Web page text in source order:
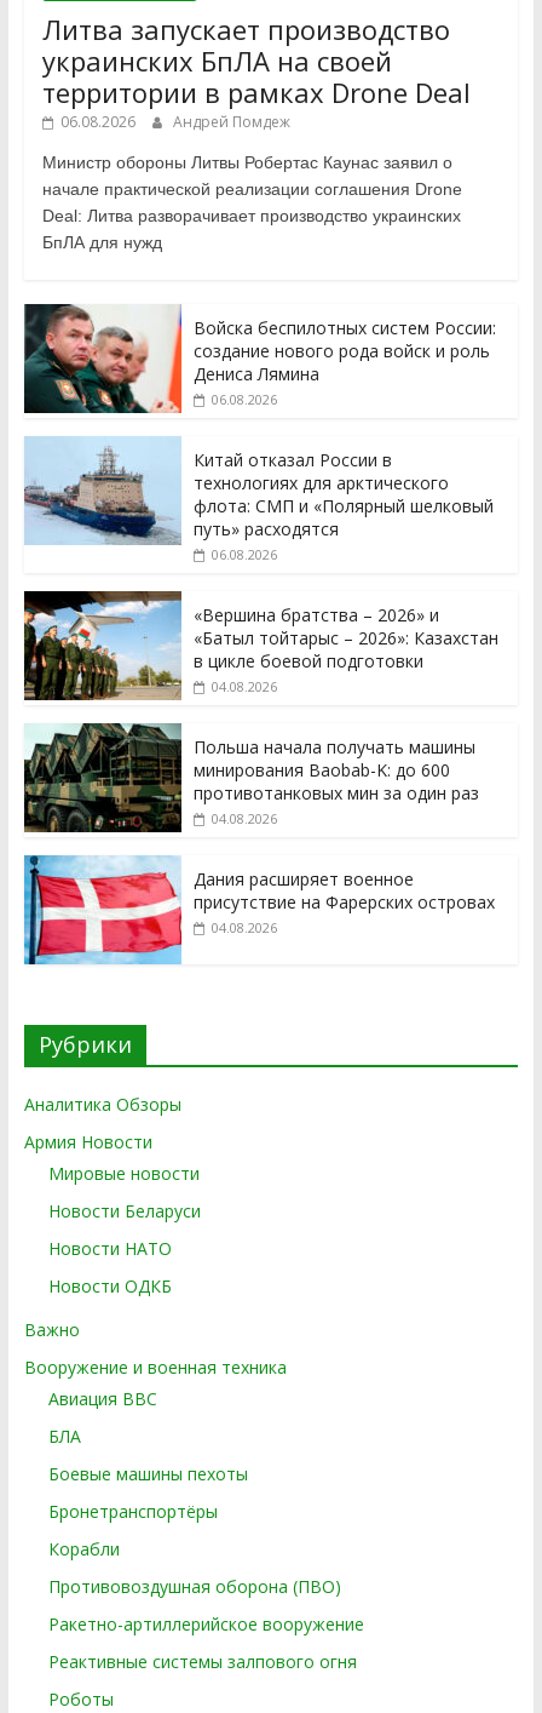
Литва запускает производство
украинских БпЛА на своей
территории в рамках Drone Deal
06.08.2026 Андрей Помдеж
Министр обороны Литвы Робертас Каунас заявил о
начале практической реализации соглашения Drone
Deal: Литва разворачивает производство украинских
БпЛА для нужд
Войска беспилотных систем России:
создание нового рода войск и роль
Дениса Лямина
06.08.2026
Китай отказал России в
технологиях для арктического
флота: СМП и «Полярный шелковый
путь» расходятся
06.08.2026
«Вершина братства – 2026» и
«Батыл тойтарыс – 2026»: Казахстан
в цикле боевой подготовки
04.08.2026
Польша начала получать машины
минирования Baobab-K: до 600
противотанковых мин за один раз
04.08.2026
Дания расширяет военное
присутствие на Фарерских островах
04.08.2026
Рубрики
Аналитика Обзоры
Армия Новости
Мировые новости
Новости Беларуси
Новости НАТО
Новости ОДКБ
Важно
Вооружение и военная техника
Авиация ВВС
БЛА
Боевые машины пехоты
Бронетранспортёры
Корабли
Противовоздушная оборона (ПВО)
Ракетно-артиллерийское вооружение
Реактивные системы залпового огня
Роботы